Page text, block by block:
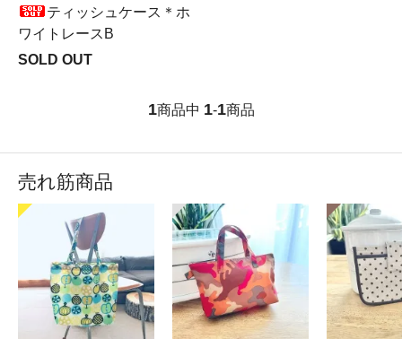
ティッシュケース＊ホ
ワイトレースB
SOLD OUT
1商品中 1-1商品
売れ筋商品